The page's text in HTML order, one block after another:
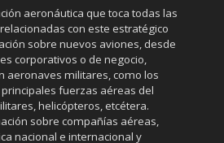
aeronáutica que toca todas las
con este estratégico
sobre nuevos aviones, desde
corporativos o de negocio,
aeronaves militares, como los
fuerzas aéreas del
helicópteros, etcétera.
sobre compañías aéreas,
nacional e internacional y